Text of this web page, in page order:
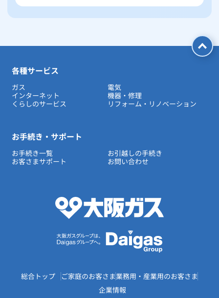
各種サービス
ガス
電気
インターネット
機器・修理
くらしのサービス
リフォーム・リノベーション
お手続き・サポート
お手続き一覧
お引越しの手続き
お客さまサポート
お問い合わせ
総合トップ ご家庭のお客さま業務用・産業用のお客さま
企業情報